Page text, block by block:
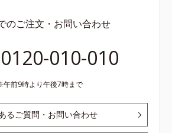
のご注文・お問い合わせ
0120-010-010
午前9時より午後7時まで
るご質問・お問い合わせ